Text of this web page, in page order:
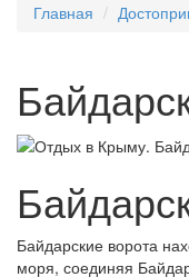
Главная
Байдарские ворота
моря, соединяя